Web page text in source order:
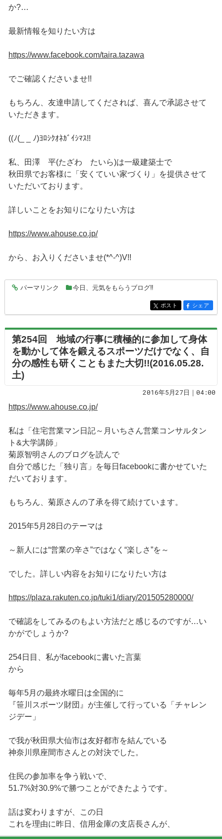
か?…
最新情報を知りたい方は
https://www.facebook.com/taira.tazawa
でご確認くださいませ!!
もちろん、友達申請してくだされば、喜んで承認させて
いただきます。
((ﾉ(_ _ ﾉ)ﾖﾛｼｸｵﾈｶﾞｲｼﾏｽ!!
私、田澤 平(たざわ たいら)は一級建築士で
秋田県でお客様に「安くていい家づくり」を提供させて
いただいております。
詳しいことをお知りになりたい方は
https://www.ahouse.co.jp/
から、お入りくださいませ(*^-^)V!!
entry5050
パーマリンク 今日、元気をもらうブログ‼
entry5050
ポスト entry5050
シェア
第254回 地域の行事に積極的に参加して身体
を動かして体を鍛えるスポーツだけでなく、自
分の感性も研くこともまた大切!!(2016.05.28.
土)
2016年5月27日｜04:00
https://www.ahouse.co.jp/
私は「住宅営業マン日記～月いちさん営業コンサルタン
ト&大学講師」
菊原智明さんのブログを読んで
自分で感じた「独り言」を毎日facebookに書かせていた
だいております。
もちろん、菊原さんの了承を得て続けています。
2015年5月28日のテーマは
～新人には“営業の辛さ”ではなく“楽しさ”を～
でした。詳しい内容をお知りになりたい方は
https://plaza.rakuten.co.jp/tuki1/diary/201505280000/
で確認をしてみるのもよい方法だと感じるのですが…い
かがでしょうか?
254日目、私がfacebookに書いた言葉
から
毎年5月の最終水曜日は全国的に
『笹川スポーツ財団』が主催して行っている「チャレン
ジデー」
で我が秋田県大仙市は友好都市を結んでいる
神奈川県座間市さんとの対決でした。
住民の参加率を争う戦いで、
51.7%対30.9%で勝つことができたようです。
話は変わりますが、この日
これを理由に昨日、信用金庫の支店長さんが、